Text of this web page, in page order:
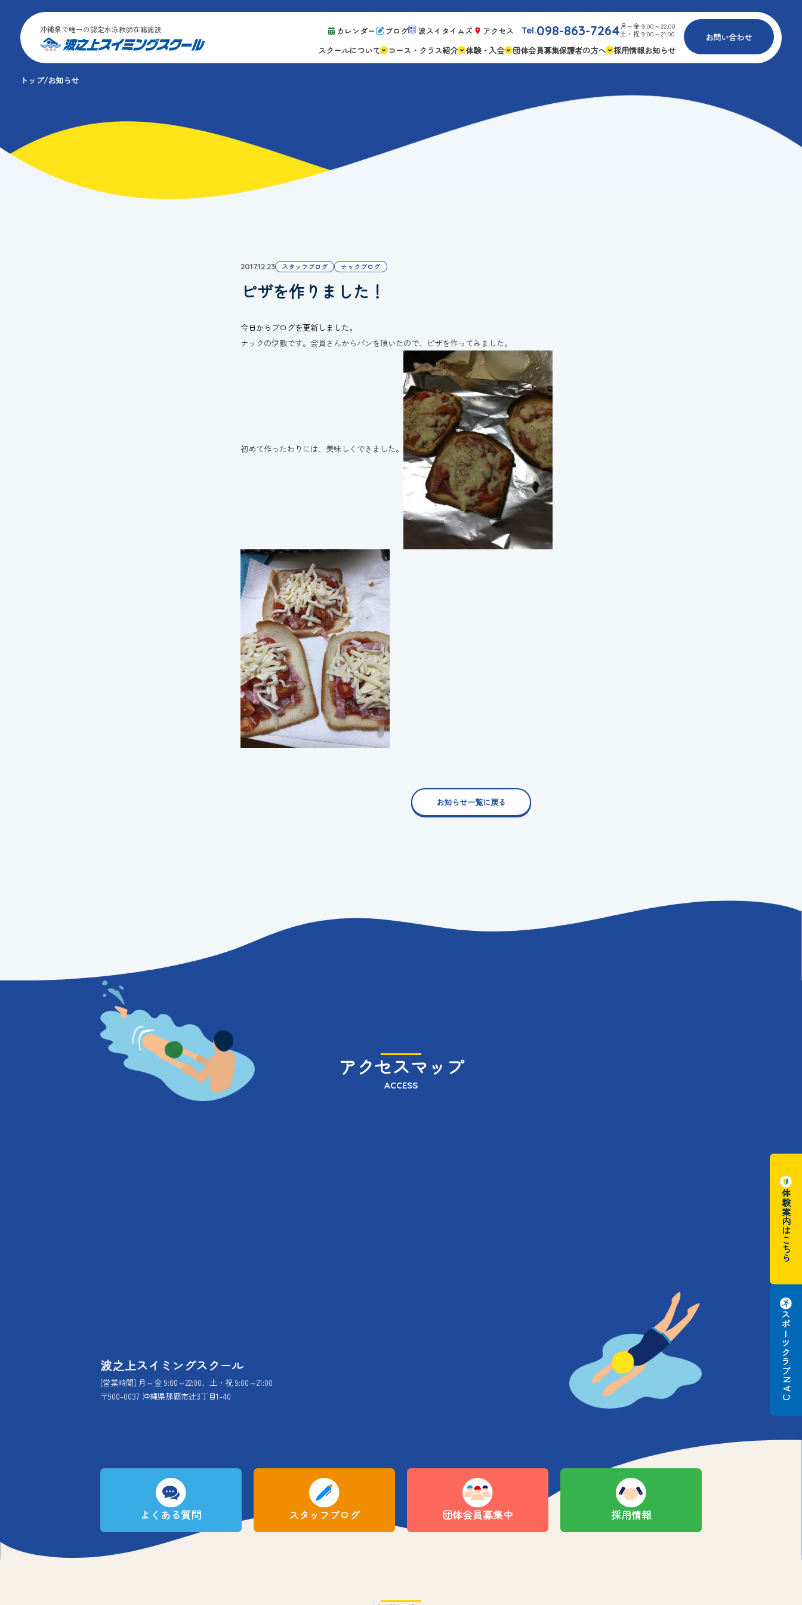
沖縄県で唯一の認定水泳教師在籍施設 カレンダー ブログ 波スイタイムズ アクセス Tel.098-863-7264月～金 9:00～22:00
土・祝 9:00～21:00
お問い合わせ
スクールについて
コース・クラス紹介 体験・入会
キャンペーン情報
よくある質問
団体会員募集保護者の方へ
ゴールデンエイジ
採用情報お知らせ
トップ お知らせ
2017.12.23 スタッフブログ ナックブログ
ピザを作りました！
今日からブログを更新しました。
ナックの伊敷です。会員さんからパンを頂いたので、ピザを作ってみました。
初めて作ったわりには、美味しくできました。
お知らせ一覧に戻る
アクセスマップ
ACCESS
波之上スイミングスクール
[営業時間] 月～金 9:00～22:00、土・祝 9:00～21:00
〒900-0037 沖縄県那覇市辻3丁目1-40
よくある質問 スタッフブログ 団体会員募集中 採用情報
体験案内はこちら
スポーツクラブ
N
A
C